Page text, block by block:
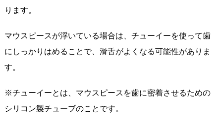
ります。
マウスピースが浮いている場合は、チューイーを使って歯
にしっかりはめることで、滑舌がよくなる可能性がありま
す。
※チューイーとは、マウスピースを歯に密着させるための
シリコン製チューブのことです。